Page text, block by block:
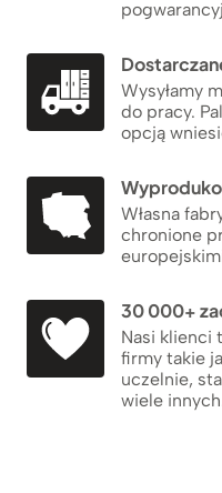
Wysyłamy
do pracy.
opcją
Własna
chronione
30 000+
Nasi klienci
firmy takie
uczelnie,
wiele